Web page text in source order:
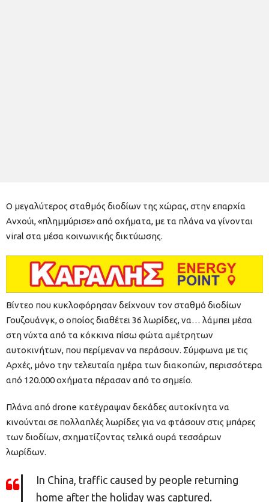
Ο μεγαλύτερος σταθμός διοδίων της χώρας, στην επαρχία
Ανχούι, «πλημμύρισε» από οχήματα, με τα πλάνα να γίνονται
viral στα μέσα κοινωνικής δικτύωσης.
Βίντεο που κυκλοφόρησαν δείχνουν τον σταθμό διοδίων
Γουζουάνγκ, ο οποίος διαθέτει 36 λωρίδες, να… λάμπει μέσα
στη νύχτα από τα κόκκινα πίσω φώτα αμέτρητων
αυτοκινήτων, που περίμεναν να περάσουν. Σύμφωνα με τις
Αρχές, μόνο την τελευταία ημέρα των διακοπών, περισσότερα
από 120.000 οχήματα πέρασαν από το σημείο.
Πλάνα από drone κατέγραψαν δεκάδες αυτοκίνητα να
κινούνται σε πολλαπλές λωρίδες για να φτάσουν στις μπάρες
των διοδίων, σχηματίζοντας τελικά ουρά τεσσάρων
λωρίδων.
In China, traffic caused by people returning
home after the holiday was captured.